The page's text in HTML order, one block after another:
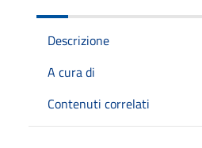
Descrizione
A cura di
Contenuti correlati